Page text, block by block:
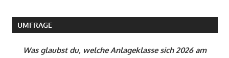
UMFRAGE
Was glaubst du, welche Anlageklasse sich 2026 am